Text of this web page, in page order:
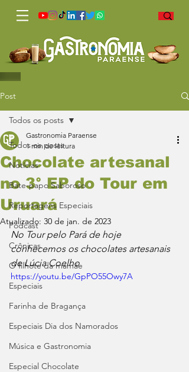
Post
Todos os posts
Notícias
Bate-papo Saboroso
Reportagens Especiais
Podcast
Crônicas
O filhote da mamãe
Especiais
Farinha de Bragança
Especiais Dia dos Namorados
Música e Gastronomia
Especial Chocolate
Todos os posts
Chocolate artesanal
no 3° EP do Tour em
Uruará
Gastronomia Paraense
1 min de leitura
Atualizado: 30 de jan. de 2023
No Tour pelo Pará de hoje
conhecemos os chocolates artesanais
de Lúcia Coelho
https://youtu.be/GpPO55Owy7A